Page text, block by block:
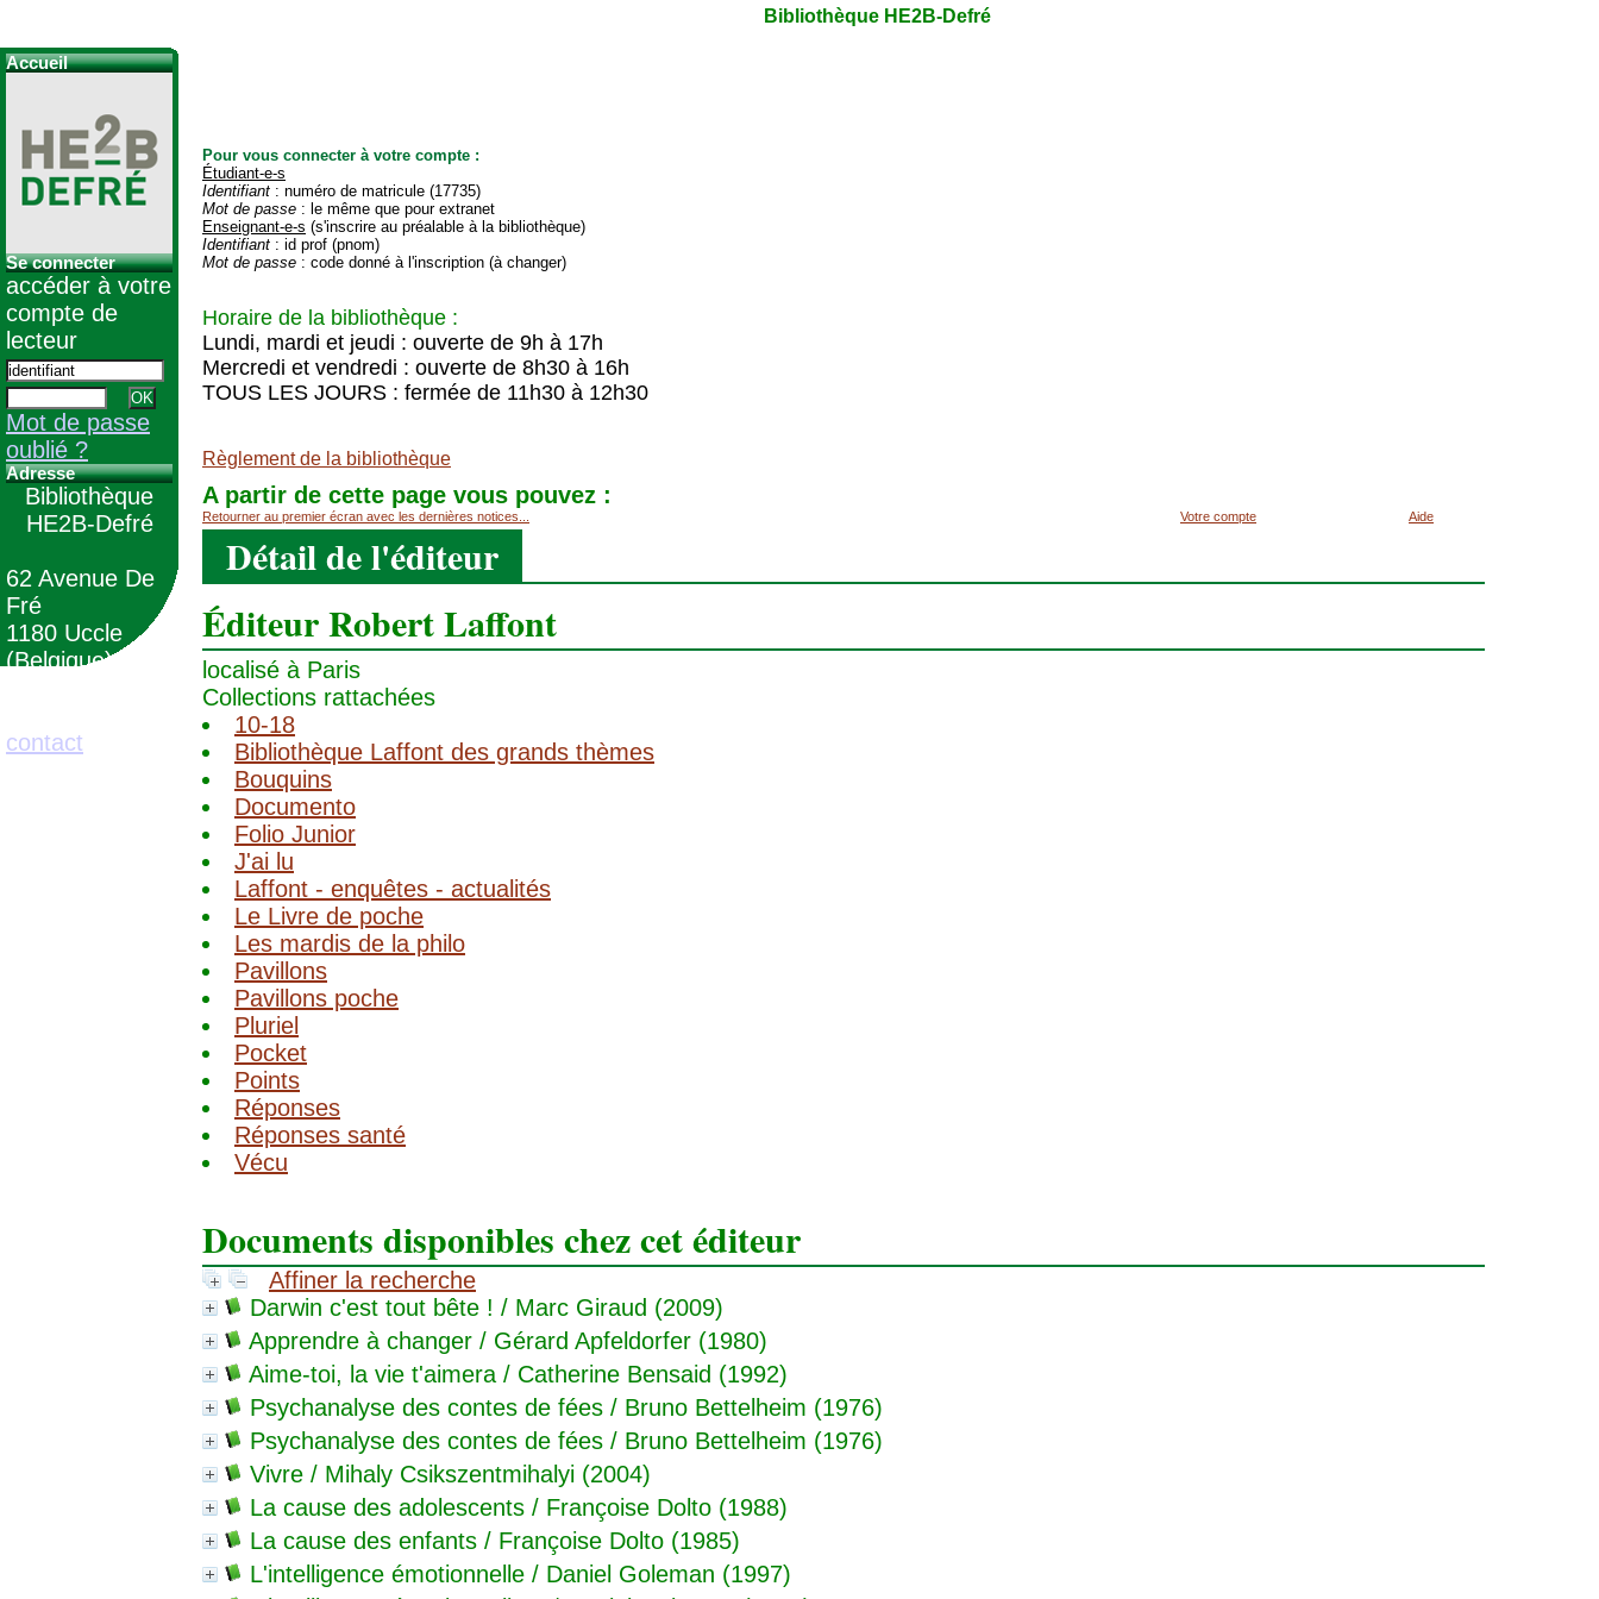
Pour vous connecter à votre compte :
Étudiant-e-s
Identifiant : numéro de matricule (17735)
Mot de passe : le même que pour extranet
Enseignant-e-s (s'inscrire au préalable à la bibliothèque)
Identifiant : id prof (pnom)
Mot de passe : code donné à l'inscription (à changer)
Horaire de la bibliothèque :
Lundi, mardi et jeudi : ouverte de 9h à 17h
Mercredi et vendredi : ouverte de 8h30 à 16h
TOUS LES JOURS : fermée de 11h30 à 12h30
Règlement de la bibliothèque
A partir de cette page vous pouvez :
Retourner au premier écran avec les dernières notices... Votre compte Aide
Détail de l'éditeur
Éditeur Robert Laffont
localisé à Paris
Collections rattachées
10-18
Bibliothèque Laffont des grands thèmes
Bouquins
Documento
Folio Junior
J'ai lu
Laffont - enquêtes - actualités
Le Livre de poche
Les mardis de la philo
Pavillons
Pavillons poche
Pluriel
Pocket
Points
Réponses
Réponses santé
Vécu
Documents disponibles chez cet éditeur
Affiner la recherche
Darwin c'est tout bête ! / Marc Giraud (2009)
Apprendre à changer / Gérard Apfeldorfer (1980)
Aime-toi, la vie t'aimera / Catherine Bensaid (1992)
Psychanalyse des contes de fées / Bruno Bettelheim (1976)
Psychanalyse des contes de fées / Bruno Bettelheim (1976)
Vivre / Mihaly Csikszentmihalyi (2004)
La cause des adolescents / Françoise Dolto (1988)
La cause des enfants / Françoise Dolto (1985)
L'intelligence émotionnelle / Daniel Goleman (1997)
Bibliothèque HE2B-Defré
Accueil
Se connecter
accéder à votre
compte de
lecteur
Mot de passe
oublié ?
Adresse
Bibliothèque
HE2B-Defré
62 Avenue De
Fré
1180 Uccle
(Belgique)
contact